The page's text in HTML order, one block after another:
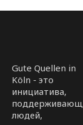
Gute Quellen in
Köln - это
инициатива,
людей,